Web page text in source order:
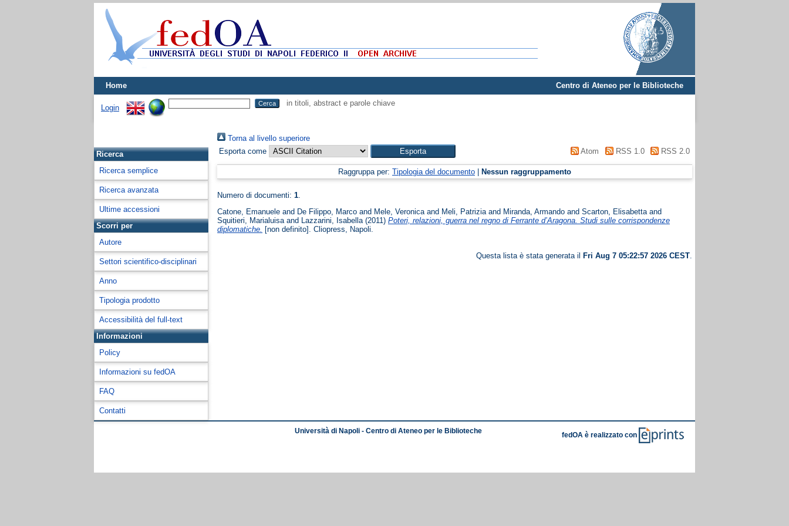
Home Centro di Ateneo per le Biblioteche
Login
in titoli, abstract e parole chiave
Ricerca
Ricerca semplice
Ricerca avanzata
Ultime accessioni
Scorri per
Autore
Settori scientifico-disciplinari
Anno
Tipologia prodotto
Accessibilità del full-text
Informazioni
Policy
Informazioni su fedOA
FAQ
Contatti
Torna al livello superiore
Esporta come
Atom RSS 1.0 RSS 2.0
Raggruppa per:Tipologia del documento Nessun raggruppamento
Numero di documenti:1.
Catone, Emanuele and De Filippo, Marco and Mele, Veronica and Meli, Patrizia and Miranda, Armando andScarton, Elisabetta and
Squitieri, Marialuisa and Lazzarini, Isabella (2011)Poteri, relazioni, guerra nel regno di Ferrante d’Aragona. Studi sulle corrispondenze
diplomatiche.
[non definito]. Cliopress, Napoli.
Questa lista è stata generata il Fri Aug 7 05:22:57 2026 CEST
Università di Napoli - Centro di Ateneo per le Biblioteche
fedOA è realizzato con